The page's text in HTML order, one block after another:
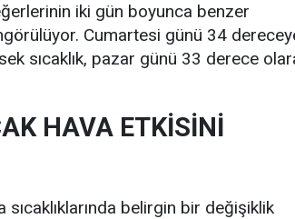
iki gün boyunca benzer
Cumartesi günü 34
sıcaklık, pazar günü 33 derece
HAVA ETKİSİNİ
sıcaklıklarında belirgin bir değişiklik